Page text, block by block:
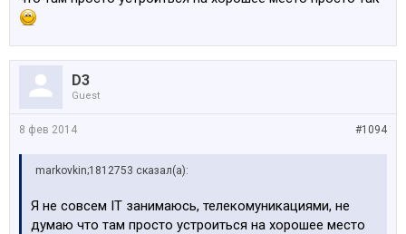
D3
Guest
#1094
8 фев 2014
markovkin;1812753 сказал(а):
Я не совсем IT занимаюсь, телекомуникациями, не
думаю что там просто устроиться на хорошее место